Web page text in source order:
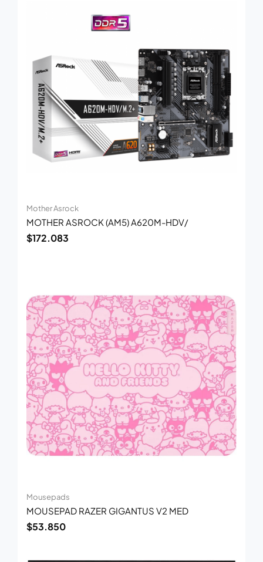
Mother Asrock
MOTHER ASROCK (AM5) A620M-HDV/
$172.083
Mousepads
MOUSEPAD RAZER GIGANTUS V2 MED
$53.850